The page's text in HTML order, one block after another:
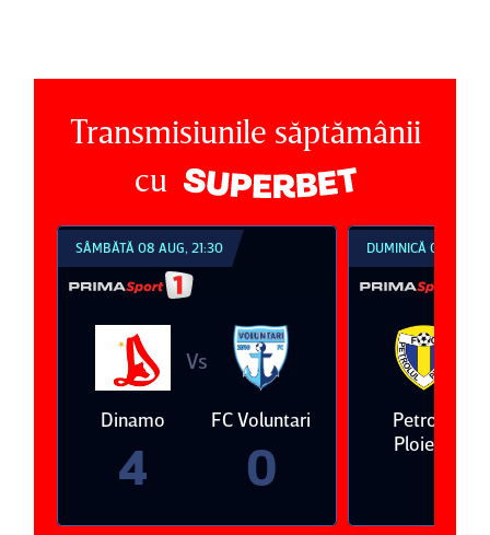
Transmisiunile săptămânii
cu
SÂMBĂTĂ 08 AUG, 21:30
Dinamo
4
Vs
FC Voluntari
0
DUMINICĂ 09 AUG,
Petrolul
Ploieşti